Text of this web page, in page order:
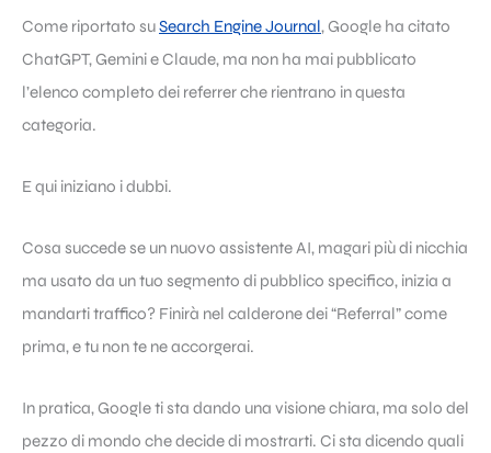
Come riportato suSearch Engine Journal, Google ha citato
ChatGPT, Gemini e Claude, ma non ha mai pubblicato
l’elenco completo dei referrer che rientrano in questa
categoria.
E qui iniziano i dubbi.
Cosa succede se un nuovo assistente AI, magari più di nicchia
ma usato da un tuo segmento di pubblico specifico, inizia a
mandarti traffico? Finirà nel calderone dei “Referral” come
prima, e tu non te ne accorgerai.
In pratica, Google ti sta dando una visione chiara, ma solo del
pezzo di mondo che decide di mostrarti. Ci sta dicendo quali